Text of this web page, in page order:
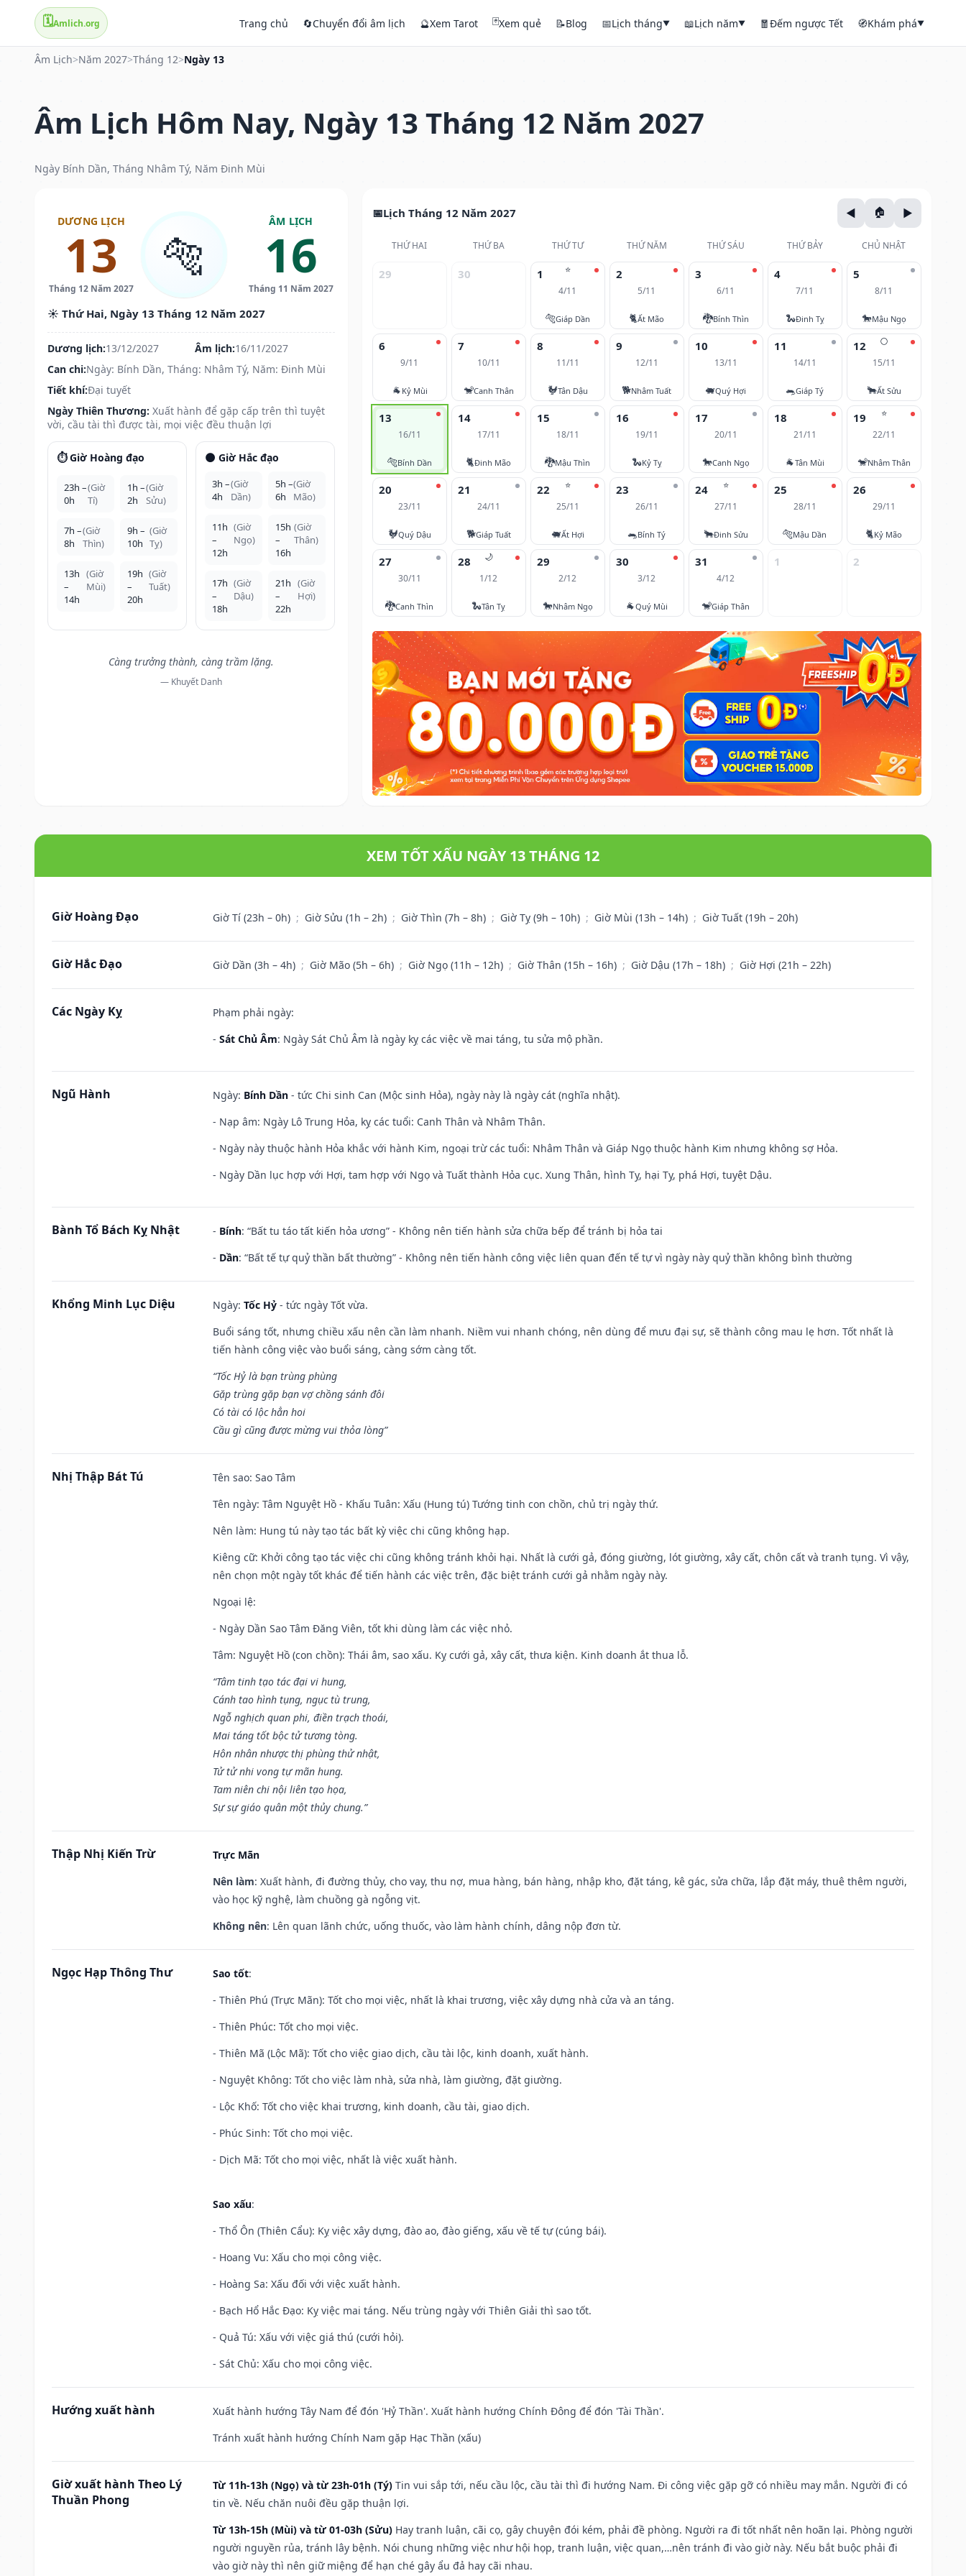
🗓️Amlich.org Trang chủ 🔄Chuyển đổi âm lịch 🔮Xem Tarot 🃏Xem quẻ 📝Blog 📅Lịch tháng▼ 📖Lịch năm▼ 🧧Đếm ngược Tết 🧭Khám phá▼
Âm Lịch>Năm 2027>Tháng 12>Ngày 13
Âm Lịch Hôm Nay, Ngày 13 Tháng 12 Năm 2027
Ngày Bính Dần, Tháng Nhâm Tý, Năm Đinh Mùi
DƯƠNG LỊCH
13
Tháng 12 Năm 2027
🐅
ÂM LỊCH
16
Tháng 11 Năm 2027
☀️ Thứ Hai, Ngày 13 Tháng 12 Năm 2027
Dương lịch:13/12/2027 Âm lịch:16/11/2027
Can chi:Ngày: Bính Dần, Tháng: Nhâm Tý, Năm: Đinh Mùi
Tiết khí:Đại tuyết
Ngày Thiên Thương: Xuất hành để gặp cấp trên thì tuyệt
vời, cầu tài thì được tài, mọi việc đều thuận lợi
⏱️ Giờ Hoàng đạo
23h –
0h
(Giờ
Tí)
1h –
2h
(Giờ
Sửu)
7h –
8h
(Giờ
Thìn)
9h –
10h
(Giờ
Tỵ)
13h
–
14h
(Giờ
Mùi)
19h
–
20h
(Giờ
Tuất)
🌑 Giờ Hắc đạo
3h –
4h
(Giờ
Dần)
5h –
6h
(Giờ
Mão)
11h
–
12h
(Giờ
Ngọ)
15h
–
16h
(Giờ
Thân)
17h
–
18h
(Giờ
Dậu)
21h
–
22h
(Giờ
Hợi)
Càng trưởng thành, càng trầm lặng.
— Khuyết Danh
Lịch Tháng 12 Năm 2027
THỨ HAI THỨ BA THỨ TƯ THỨ NĂM THỨ SÁU THỨ BẢY CHỦ NHẬT
29 30 ⭐
1
4/11
🐅Giáp Dần
2
5/11
🐈Ất Mão
3
6/11
🐉Bính Thìn
4
7/11
🐍Đinh Tỵ
5
8/11
🐎Mậu Ngọ
6
9/11
🐐 Kỷ Mùi
7
10/11
🐒Canh Thân
8
11/11
🐓Tân Dậu
9
12/11
🐕Nhâm Tuất
10
13/11
🐖Quý Hợi
11
14/11
🐀Giáp Tý
🌕
12
15/11
🐂Ất Sửu
13
16/11
🐅Bính Dần
14
17/11
🐈Đinh Mão
15
18/11
🐉Mậu Thìn
16
19/11
🐍Kỷ Tỵ
17
20/11
🐎Canh Ngọ
18
21/11
🐐Tân Mùi
⭐
19
22/11
🐒Nhâm Thân
20
23/11
🐓Quý Dậu
21
24/11
🐕Giáp Tuất
⭐
22
25/11
🐖Ất Hợi
23
26/11
🐀Bính Tý
⭐
24
27/11
🐂Đinh Sửu
25
28/11
🐅Mậu Dần
26
29/11
🐈Kỷ Mão
27
30/11
🐉Canh Thìn
🌙
28
1/12
🐍Tân Tỵ
29
2/12
🐎Nhâm Ngọ
30
3/12
🐐Quý Mùi
31
4/12
🐒Giáp Thân
1 2
XEM TỐT XẤU NGÀY 13 THÁNG 12
Giờ Hoàng Đạo Giờ Tí (23h – 0h) ; Giờ Sửu (1h – 2h) ; Giờ Thìn (7h – 8h) ; Giờ Tỵ (9h – 10h) ; Giờ Mùi (13h – 14h) ; Giờ Tuất (19h – 20h)
Giờ Hắc Đạo Giờ Dần (3h – 4h) ; Giờ Mão (5h – 6h) ; Giờ Ngọ (11h – 12h) ; Giờ Thân (15h – 16h) ; Giờ Dậu (17h – 18h) ; Giờ Hợi (21h – 22h)
Các Ngày Kỵ
Phạm phải ngày:
- Sát Chủ Âm: Ngày Sát Chủ Âm là ngày kỵ các việc về mai táng, tu sửa mộ phần.
Ngũ Hành Ngày: Bính Dần - tức Chi sinh Can (Mộc sinh Hỏa), ngày này là ngày cát (nghĩa nhật).
- Nạp âm: Ngày Lô Trung Hỏa, kỵ các tuổi: Canh Thân và Nhâm Thân.
- Ngày này thuộc hành Hỏa khắc với hành Kim, ngoại trừ các tuổi: Nhâm Thân và Giáp Ngọ thuộc hành Kim nhưng không sợ Hỏa.
- Ngày Dần lục hợp với Hợi, tam hợp với Ngọ và Tuất thành Hỏa cục. Xung Thân, hình Tỵ, hại Tỵ, phá Hợi, tuyệt Dậu.
Bành Tổ Bách Kỵ Nhật - Bính: “Bất tu táo tất kiến hỏa ương” - Không nên tiến hành sửa chữa bếp để tránh bị hỏa tai
- Dần: “Bất tế tự quỷ thần bất thường” - Không nên tiến hành công việc liên quan đến tế tự vì ngày này quỷ thần không bình thường
Khổng Minh Lục Diệu Ngày: Tốc Hỷ - tức ngày Tốt vừa.
Buổi sáng tốt, nhưng chiều xấu nên cần làm nhanh. Niềm vui nhanh chóng, nên dùng để mưu đại sự, sẽ thành công mau lẹ hơn. Tốt nhất là
tiến hành công việc vào buổi sáng, càng sớm càng tốt.
“Tốc Hỷ là bạn trùng phùng
Gặp trùng gặp bạn vợ chồng sánh đôi
Có tài có lộc hẳn hoi
Cầu gì cũng được mừng vui thỏa lòng”
Nhị Thập Bát Tú Tên sao: Sao Tâm
Tên ngày: Tâm Nguyệt Hồ - Khấu Tuân: Xấu (Hung tú) Tướng tinh con chồn, chủ trị ngày thứ.
Nên làm: Hung tú này tạo tác bất kỳ việc chi cũng không hạp.
Kiêng cữ: Khởi công tạo tác việc chi cũng không tránh khỏi hại. Nhất là cưới gả, đóng giường, lót giường, xây cất, chôn cất và tranh tụng. Vì vậy,
nên chọn một ngày tốt khác để tiến hành các việc trên, đặc biệt tránh cưới gả nhằm ngày này.
Ngoại lệ:
- Ngày Dần Sao Tâm Đăng Viên, tốt khi dùng làm các việc nhỏ.
Tâm: Nguyệt Hồ (con chồn): Thái âm, sao xấu. Kỵ cưới gả, xây cất, thưa kiện. Kinh doanh ắt thua lỗ.
“Tâm tinh tạo tác đại vi hung,
Cánh tao hình tụng, ngục tù trung,
Ngỗ nghịch quan phi, điền trạch thoái,
Mai táng tốt bộc tử tương tòng.
Hôn nhân nhược thị phùng thử nhật,
Tử tử nhi vong tự mãn hung.
Tam niên chi nội liên tạo họa,
Sự sự giáo quân một thủy chung.”
Thập Nhị Kiến Trừ
Trực Mãn
Nên làm: Xuất hành, đi đường thủy, cho vay, thu nợ, mua hàng, bán hàng, nhập kho, đặt táng, kê gác, sửa chữa, lắp đặt máy, thuê thêm người,
vào học kỹ nghệ, làm chuồng gà ngỗng vịt.
Không nên: Lên quan lãnh chức, uống thuốc, vào làm hành chính, dâng nộp đơn từ.
Ngọc Hạp Thông Thư Sao tốt:
- Thiên Phú (Trực Mãn): Tốt cho mọi việc, nhất là khai trương, việc xây dựng nhà cửa và an táng.
- Thiên Phúc: Tốt cho mọi việc.
- Thiên Mã (Lộc Mã): Tốt cho việc giao dịch, cầu tài lộc, kinh doanh, xuất hành.
- Nguyệt Không: Tốt cho việc làm nhà, sửa nhà, làm giường, đặt giường.
- Lộc Khố: Tốt cho việc khai trương, kinh doanh, cầu tài, giao dịch.
- Phúc Sinh: Tốt cho mọi việc.
- Dịch Mã: Tốt cho mọi việc, nhất là việc xuất hành.
Sao xấu:
- Thổ Ôn (Thiên Cẩu): Kỵ việc xây dựng, đào ao, đào giếng, xấu về tế tự (cúng bái).
- Hoang Vu: Xấu cho mọi công việc.
- Hoàng Sa: Xấu đối với việc xuất hành.
- Bạch Hổ Hắc Đạo: Kỵ việc mai táng. Nếu trùng ngày với Thiên Giải thì sao tốt.
- Quả Tú: Xấu với việc giá thú (cưới hỏi).
- Sát Chủ: Xấu cho mọi công việc.
Hướng xuất hành
Xuất hành hướng Tây Nam để đón 'Hỷ Thần'. Xuất hành hướng Chính Đông để đón 'Tài Thần'.
Tránh xuất hành hướng Chính Nam gặp Hạc Thần (xấu)
Giờ xuất hành Theo Lý
Thuần Phong
Từ 11h-13h (Ngọ) và từ 23h-01h (Tý) Tin vui sắp tới, nếu cầu lộc, cầu tài thì đi hướng Nam. Đi công việc gặp gỡ có nhiều may mắn. Người đi có
tin về. Nếu chăn nuôi đều gặp thuận lợi.
Từ 13h-15h (Mùi) và từ 01-03h (Sửu) Hay tranh luận, cãi cọ, gây chuyện đói kém, phải đề phòng. Người ra đi tốt nhất nên hoãn lại. Phòng người
người nguyền rủa, tránh lây bệnh. Nói chung những việc như hội họp, tranh luận, việc quan,…nên tránh đi vào giờ này. Nếu bắt buộc phải đi
vào giờ này thì nên giữ miệng để hạn ché gây ẩu đả hay cãi nhau.